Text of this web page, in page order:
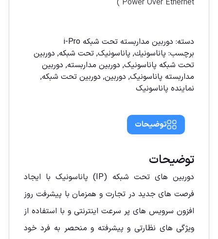
( Power Over Ethernet
دسته: دوربين مداربسته تحت شبكه i-Pro
برچسب: پاناسونیك, پاناسونیک, تحت شبکه, دوربين
تحت شبكه پاناسونيک, دوربين مداربسته, دوربين
مداربسته پاناسونيک, دوربین, دوربین تحت شبكه,
نماينده پاناسونيک
توضیحات
توضیحات
دوربین های تحت شبکه (IP) پاناسونیک با ایجاد
فرصت های جدید در تجارت و همزمان با پیشرفت روز
افزون سرویس های پر سرعت اینترنتی و با استفاده از
ویژگی های نظارتی و پیشرفته و منحصر به فرد خود